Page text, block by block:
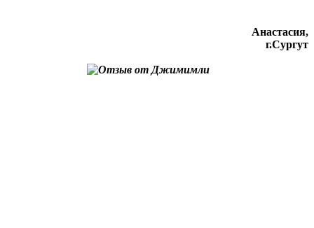
Анастасия,
г.Сургут